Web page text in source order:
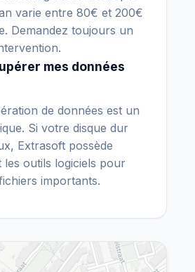
varie entre 80€ et 200€
Demandez toujours un
mes données
de données est un
Si votre disque dur
Extrasoft possède
les outils logiciels pour
importants.